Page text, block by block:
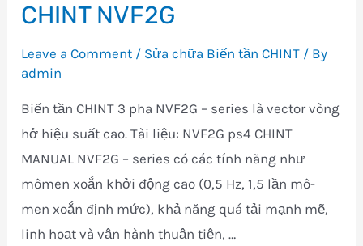
Biến
CHINT
CHINT NVF2G
Leave a Comment / Sửa chữa Biến tần CHINT / By
admin
Biến tần CHINT 3 pha NVF2G – series là vector vòng
hở hiệu suất cao. Tài liệu: NVF2G ps4 CHINT
MANUAL NVF2G – series có các tính năng như
mômen xoắn khởi động cao (0,5 Hz, 1,5 lần mô-
men xoắn định mức), khả năng quá tải mạnh mẽ,
linh hoạt và vận hành thuận tiện, …